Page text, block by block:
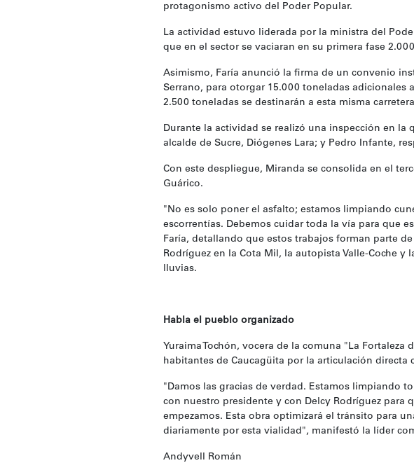
protagonismo activo del Poder Popular.
‎La actividad estuvo liderada por la ministra del
que en el sector se vaciaran en su primera fase
‎Asimismo, Faría anunció la firma de un convenio
Serrano, para otorgar 15.000 toneladas adicionales
2.500 toneladas se destinarán a esta misma
‎Durante la actividad se realizó una inspección en
alcalde de Sucre, Diógenes Lara; y Pedro Infante,
‎Con este despliegue, Miranda se consolida en el
Guárico.
‎"No es solo poner el asfalto; estamos limpiando
escorrentías. Debemos cuidar toda la vía para que
Faría, detallando que estos trabajos forman parte
Rodríguez en la Cota Mil, la autopista Valle-Coche
lluvias.
‎Habla el pueblo organizado
‎Yuraima Tochón, vocera de la comuna "La
habitantes de Caucagüita por la articulación directa
‎"Damos las gracias de verdad. Estamos limpiando
con nuestro presidente y con Delcy Rodríguez
empezamos. Esta obra optimizará el tránsito para
diariamente por esta vialidad", manifestó la líder
‎Andyvell Román